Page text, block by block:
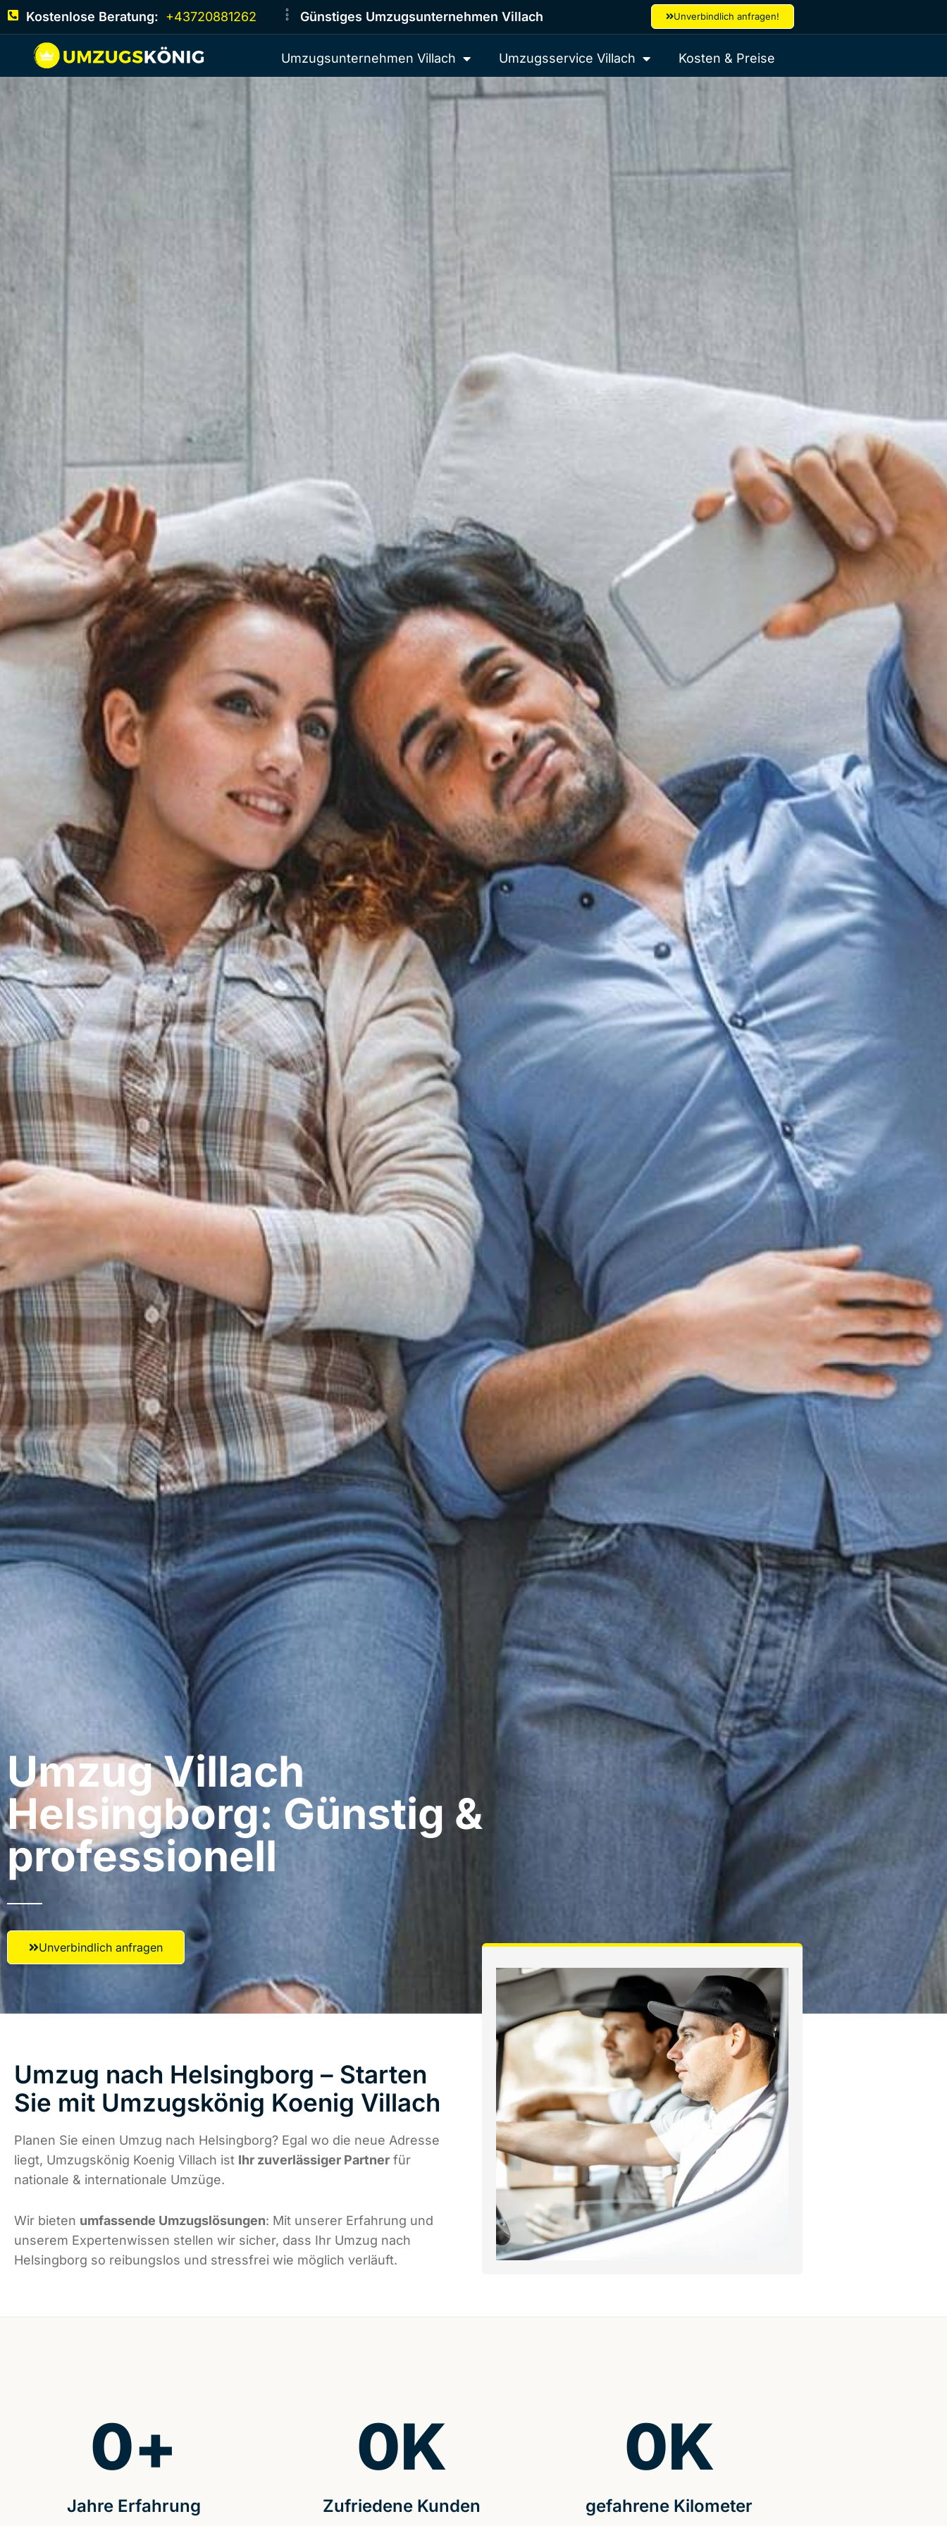
Kostenlose Beratung: +43720881262 Günstiges Umzugsunternehmen Villach Unverbindlich anfragen!
Umzugsunternehmen Villach Umzugsservice Villach Kosten & Preise
Umzug Villach​
Helsingborg: Günstig &
professionell​
Unverbindlich anfragen
Umzug nach Helsingborg – Starten
Sie mit Umzugskönig Koenig Villach
Planen Sie einen Umzug nach Helsingborg? Egal wo die neue Adresse
liegt, Umzugskönig Koenig Villach ist Ihr zuverlässiger Partner für
nationale & internationale Umzüge.
Wir bieten umfassende Umzugslösungen: Mit unserer Erfahrung und
unserem Expertenwissen stellen wir sicher, dass Ihr Umzug nach
Helsingborg so reibungslos und stressfrei wie möglich verläuft.
Jahre Erfahrung
0+
Zufriedene Kunden
0K
gefahrene Kilometer
0K